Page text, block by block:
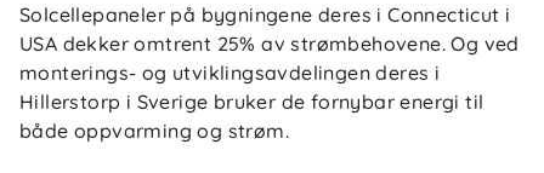
Solcellepaneler på bygningene deres i Connecticut i
USA dekker omtrent 25% av strømbehovene. Og ved
monterings- og utviklingsavdelingen deres i
Hillerstorp i Sverige bruker de fornybar energi til
både oppvarming og strøm.